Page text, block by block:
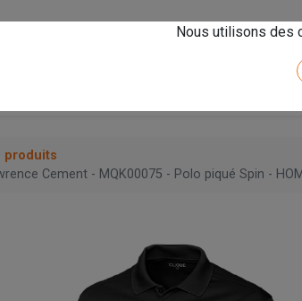
Vivez l'expérienceArseno!
produits
Cement - MQK00075 - Polo piqué Spin -
Nous utilisons des